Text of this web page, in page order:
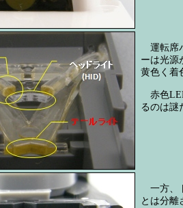
運転席
ーは光源
黄色く着
赤色
るのは謎
一方、
とは分離